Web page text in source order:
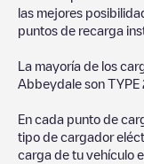
las mejores
puntos de recarga
La mayoría de los
Abbeydale son TYPE
En cada punto de
tipo de cargador
carga de tu vehículo